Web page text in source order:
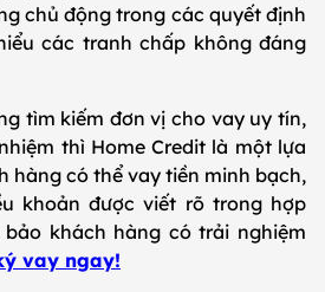
chủ động trong các quyết định
các tranh chấp không đáng
tìm kiếm đơn vị cho vay uy tín,
thì Home Credit là một lựa
hàng có thể vay tiền minh bạch,
khoản được viết rõ trong hợp
khách hàng có trải nghiệm
vay ngay!